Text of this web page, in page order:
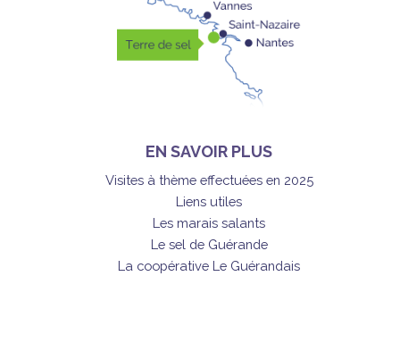
EN SAVOIR PLUS
Visites à thème effectuées en 2025
Liens utiles
Les marais salants
Le sel de Guérande
La coopérative Le Guérandais